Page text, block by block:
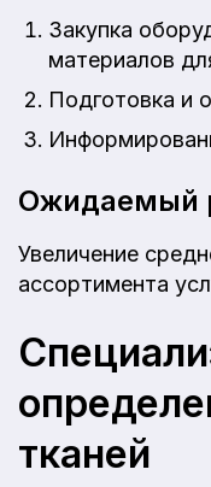
Закупка
материалов
Подготовка и
Ожидаемый
Увеличение
ассортимента
тканей